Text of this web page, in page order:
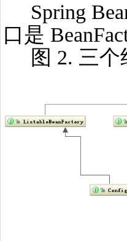
Spring
口是
图 2. 三个